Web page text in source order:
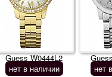
Guess W0444L2
нет в наличии
нет